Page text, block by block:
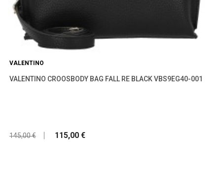
VALENTINO
VALENTINO CROOSBODY BAG FALL RE BLACK VBS9EG40-001
145,00 € 115,00 €